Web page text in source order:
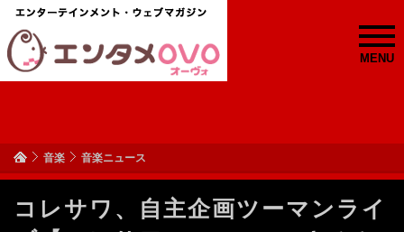
MENU
音楽 音楽ニュース
コレサワ、自主企画ツーマンライ